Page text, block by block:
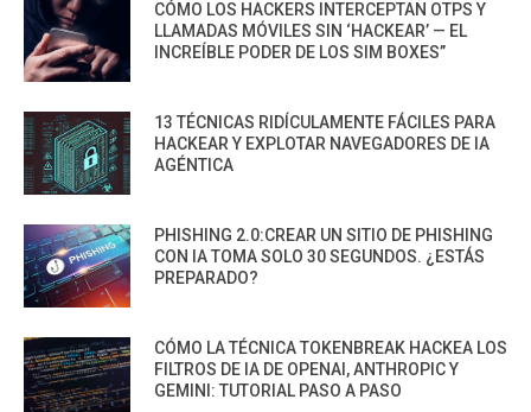
CÓMO LOS HACKERS INTERCEPTAN OTPS Y
LLAMADAS MÓVILES SIN ‘HACKEAR’ — EL
INCREÍBLE PODER DE LOS SIM BOXES”
13 TÉCNICAS RIDÍCULAMENTE FÁCILES PARA
HACKEAR Y EXPLOTAR NAVEGADORES DE IA
AGÉNTICA
PHISHING 2.0:CREAR UN SITIO DE PHISHING
CON IA TOMA SOLO 30 SEGUNDOS. ¿ESTÁS
PREPARADO?
CÓMO LA TÉCNICA TOKENBREAK HACKEA LOS
FILTROS DE IA DE OPENAI, ANTHROPIC Y
GEMINI: TUTORIAL PASO A PASO